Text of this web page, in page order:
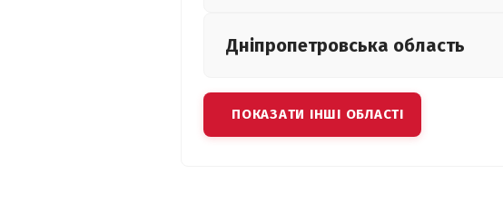
Дніпропетровська область
ПОКАЗАТИ ІНШІ ОБЛАСТІ